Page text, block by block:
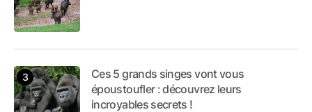
Ces 5 grands singes vont vous
époustoufler : découvrez leurs
incroyables secrets !